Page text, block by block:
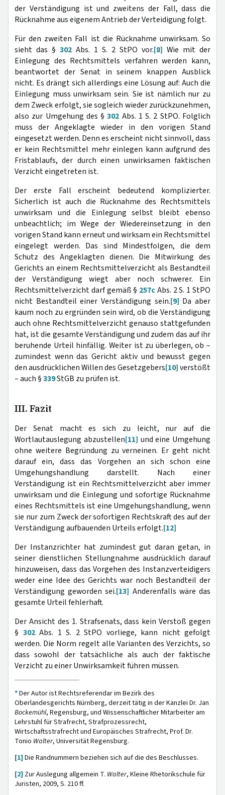
der Verständigung ist und zweitens der Fall, dass die
Rücknahme aus eigenem Antrieb der Verteidigung folgt.
Für den zweiten Fall ist die Rücknahme unwirksam. So
sieht das § 302 Abs. 1 S. 2 StPO vor.[8] Wie mit der
Einlegung des Rechtsmittels verfahren werden kann,
beantwortet der Senat in seinem knappen Ausblick
nicht. Es drängt sich allerdings eine Lösung auf: Auch die
Einlegung muss unwirksam sein. Sie ist nämlich nur zu
dem Zweck erfolgt, sie sogleich wieder zurückzunehmen,
also zur Umgehung des §302 Abs. 1 S. 2 StPO. Folglich
muss der Angeklagte wieder in den vorigen Stand
eingesetzt werden. Denn es erscheint nicht sinnvoll, dass
er kein Rechtsmittel mehr einlegen kann aufgrund des
Fristablaufs, der durch einen unwirksamen faktischen
Verzicht eingetreten ist.
Der erste Fall erscheint bedeutend komplizierter.
Sicherlich ist auch die Rücknahme des Rechtsmittels
unwirksam und die Einlegung selbst bleibt ebenso
unbeachtlich; im Wege der Wiedereinsetzung in den
vorigen Stand kann erneut und wirksam ein Rechtsmittel
eingelegt werden. Das sind Mindestfolgen, die dem
Schutz des Angeklagten dienen. Die Mitwirkung des
Gerichts an einem Rechtsmittelverzicht als Bestandteil
der Verständigung wiegt aber noch schwerer. Ein
Rechtsmittelverzicht darf gemäß § 257cAbs. 2 S. 1 StPO
nicht Bestandteil einer Verständigung sein.[9] Da aber
kaum noch zu ergründen sein wird, ob die Verständigung
auch ohne Rechtsmittelverzicht genauso stattgefunden
hat, ist die gesamte Verständigung und zudem das auf ihr
beruhende Urteil hinfällig. Weiter ist zu überlegen, ob –
zumindest wenn das Gericht aktiv und bewusst gegen
den ausdrücklichen Willen des Gesetzgebers[10]verstößt
– auch §339StGB zu prüfen ist.
III. Fazit
Der Senat macht es sich zu leicht, nur auf die
Wortlautauslegung abzustellen[11] und eine Umgehung
ohne weitere Begründung zu verneinen. Er geht nicht
darauf ein, dass das Vorgehen an sich schon eine
Umgehungshandlung darstellt. Nach einer
Verständigung ist ein Rechtsmittelverzicht aber immer
unwirksam und die Einlegung und sofortige Rücknahme
eines Rechtsmittels ist eine Umgehungshandlung, wenn
sie nur zum Zweck der sofortigen Rechtskraft des auf der
Verständigung aufbauenden Urteils erfolgt.[12]
Der Instanzrichter hat zumindest gut daran getan, in
seiner dienstlichen Stellungnahme ausdrücklich darauf
hinzuweisen, dass das Vorgehen des Instanzverteidigers
weder eine Idee des Gerichts war noch Bestandteil der
Verständigung geworden sei.[13] Anderenfalls wäre das
gesamte Urteil fehlerhaft.
Der Ansicht des 1. Strafsenats, dass kein Verstoß gegen
§ 302Abs. 1 S. 2 StPO vorliege, kann nicht gefolgt
werden. Die Norm regelt alle Varianten des Verzichts, so
dass sowohl der tatsächliche als auch der faktische
Verzicht zu einer Unwirksamkeit führen müssen.
*Der Autor ist Rechtsreferendar im Bezirk des
Oberlandesgerichts Nürnberg, derzeit tätig in der Kanzlei Dr. Jan
Bockemühl, Regensburg, und Wissenschaftlicher Mitarbeiter am
Lehrstuhl für Strafrecht, Strafprozessrecht,
Wirtschaftsstrafrecht und Europäisches Strafrecht, Prof. Dr.
Tonio Walter, Universität Regensburg.
[1] Die Randnummern beziehen sich auf die des Beschlusses.
[2] Zur Auslegung allgemein T. Walter, Kleine Rhetorikschule für
Juristen, 2009, S. 210 ff.